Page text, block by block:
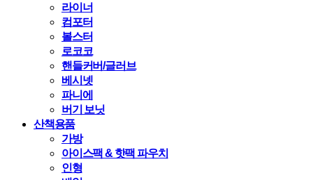
라이너
컴포터
볼스터
로코코
핸들커버/글러브
베시넷
파니에
버기 보닛
산책용품
가방
아이스팩 & 핫팩 파우치
인형